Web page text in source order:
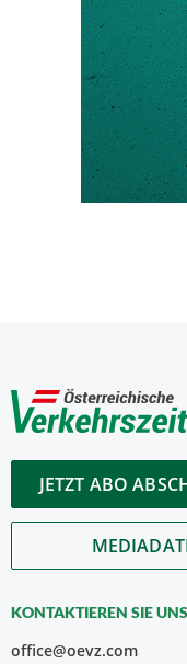
JETZT ABO
KONTAKTIEREN SIE UNS
office@oevz.com